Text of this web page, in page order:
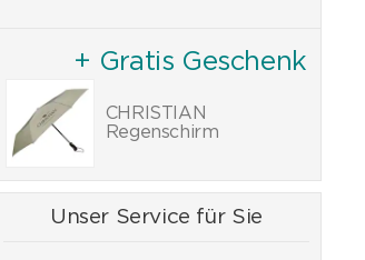
+ Gratis Geschenk
CHRISTIAN
Regenschirm
Unser Service für Sie